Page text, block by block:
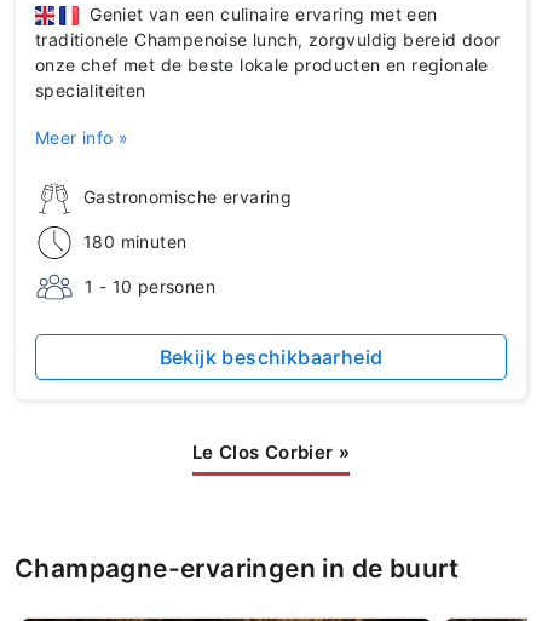
Gastronomische ervaring
180 minuten
1 - 10 personen
Geniet van een culinaire ervaring met een
traditionele Champenoise lunch, zorgvuldig bereid door
onze chef met de beste lokale producten en regionale
specialiteiten
Meer info »
Bekijk beschikbaarheid
Le Clos Corbier »
Champagne-ervaringen in de buurt